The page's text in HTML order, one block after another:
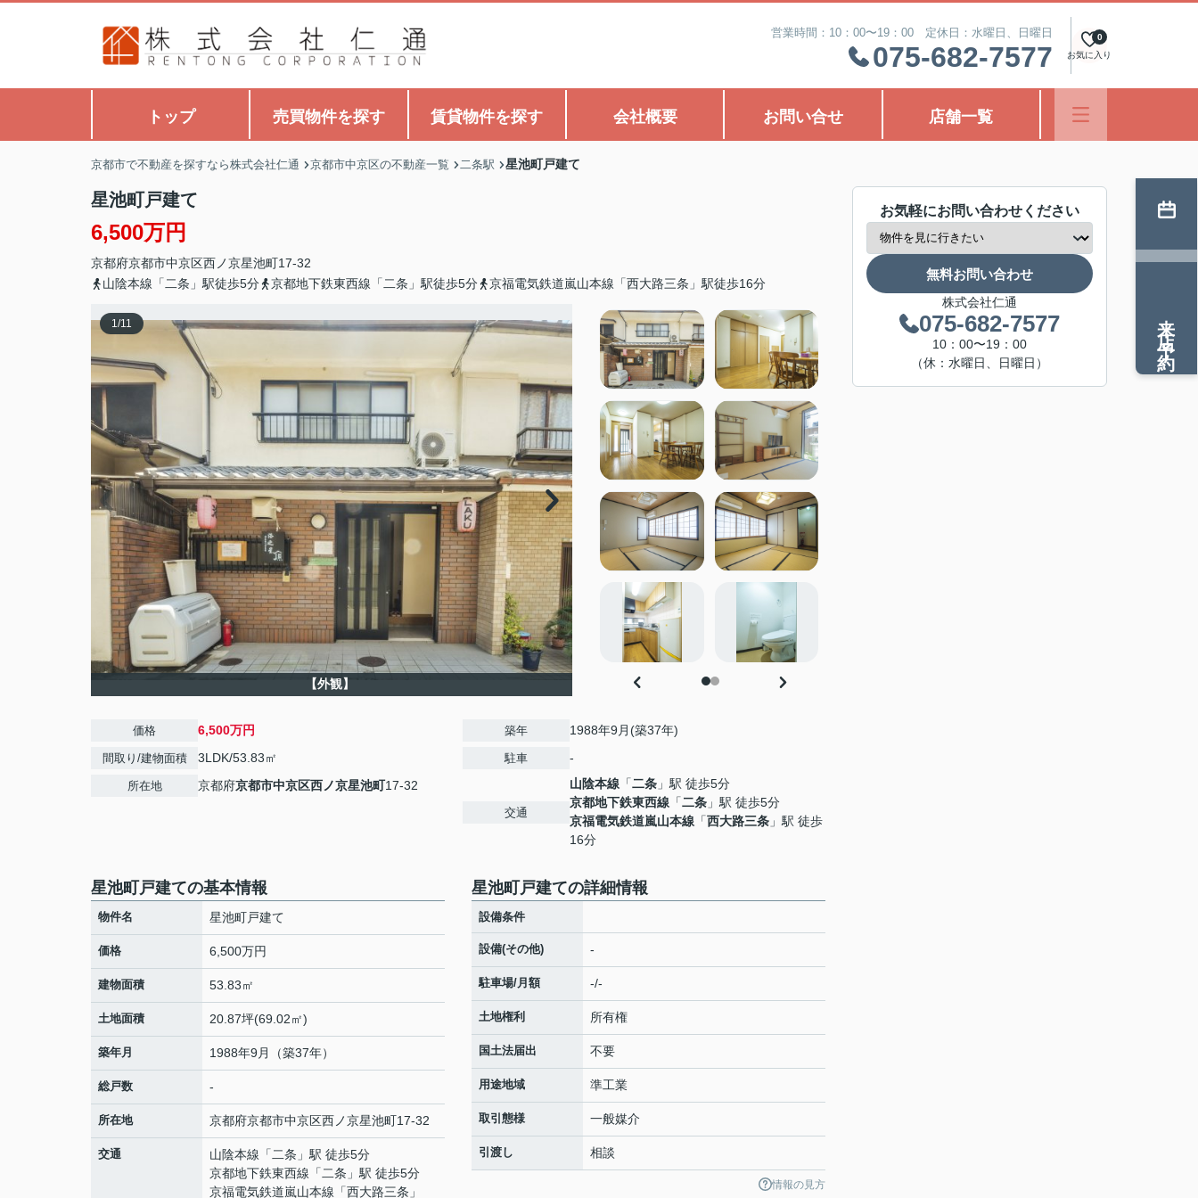
営業時間：10：00〜19：00 定休日：水曜日、日曜日
075-682-7577 お気に入り
0
トップ 売買物件を探す 賃貸物件を探す 会社概要 お問い合せ 店舗一覧
京都市で不動産を探すなら株式会社仁通 京都市中京区の不動産一覧 二条駅 星池町戸建て
星池町戸建て
6,500万円
京都府京都市中京区西ノ京星池町17-32
山陰本線「二条」駅徒歩5分
京都地下鉄東西線「二条」駅徒歩5分 京福電気鉄道嵐山本線「西大路三条」駅徒歩16分
1/11
【外観】
価格 6,500万円
間取り/建物面積 3LDK/53.83㎡
所在地 京都府京都市中京区西ノ京星池町17-32
築年 1988年9月(築37年)
駐車 -
交通
山陰本線 「二条 」駅 徒歩5分
京都地下鉄東西線 「二条 」駅 徒歩5分
京福電気鉄道嵐山本線 「西大路三条 」駅 徒歩
16分
星池町戸建ての基本情報
物件名 星池町戸建て
価格 6,500万円
建物面積 53.83㎡
土地面積 20.87坪(69.02㎡)
築年月 1988年9月（築37年）
総戸数 -
所在地 京都府京都市中京区西ノ京星池町17-32
交通 山陰本線 「 二条 」駅 徒歩5分
京都地下鉄東西線 「 二条 」駅 徒歩5分
京福電気鉄道嵐山本線 「西大路三条 」
星池町戸建ての詳細情報
設備条件
設備(その他) -
駐車場/月額 -/-
土地権利 所有権
国土法届出 不要
用途地域 準工業
取引態様 一般媒介
引渡し 相談
情報の見方
お気軽にお問い合わせください
無料お問い合わせ
株式会社仁通
075-682-7577
10：00〜19：00
（休：水曜日、日曜日）
来店予約